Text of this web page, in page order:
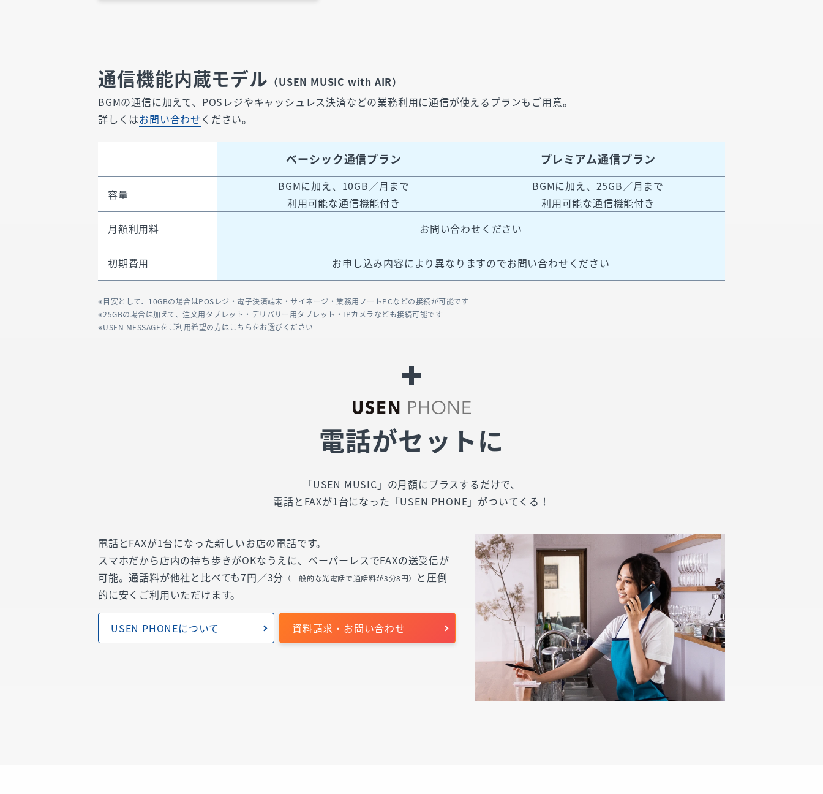
通信機能内蔵モデル （USEN MUSIC with AIR）
BGMの通信に加えて、POSレジやキャッシュレス決済などの業務利用に通信が使えるプランもご用意。
詳しくはお問い合わせ ください。
ベーシック通信プラン プレミアム通信プラン
容量
BGMに加え、10GB／月まで
利用可能な通信機能付き
BGMに加え、25GB／月まで
利用可能な通信機能付き
月額利用料
お問い合わせください
初期費用 お申し込み内容により異なりますのでお問い合わせください
目安として、10GBの場合はPOSレジ・電子決済端末・サイネージ・業務用ノートPCなどの接続が可能です
25GBの場合は加えて、注文用タブレット・デリバリー用タブレット・IPカメラなども接続可能です
USEN MESSAGEをご利用希望の方はこちらをお選びください
電話がセットに
「USEN MUSIC」の月額にプラスするだけで、
電話とFAXが1台になった「USEN PHONE」がついてくる！
電話とFAXが1台になった新しいお店の電話です。
スマホだから店内の持ち歩きがOKなうえに、ペーパーレスでFAXの送受信が
可能。通話料が他社と比べても7円／3分 （一般的な光電話で通話料が3分8円）
と圧倒
的に安くご利用いただけます。
USEN PHONEについて 資料請求・お問い合わせ